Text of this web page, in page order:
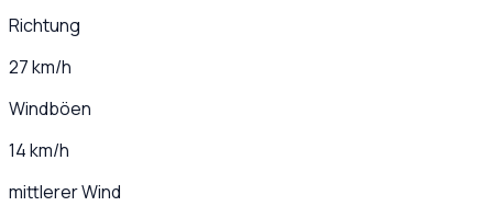
Richtung
27 km/h
Windböen
14 km/h
mittlerer Wind